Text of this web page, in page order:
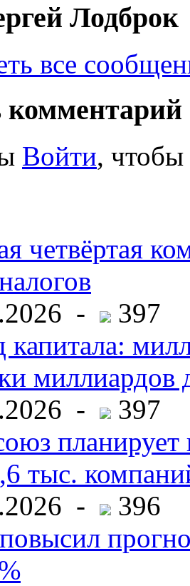
Лодброк
все
комментарий
Войти, чтобы
четвёртая
-
397
капитала:
миллиардов
-
397
планирует
тыс.
-
396